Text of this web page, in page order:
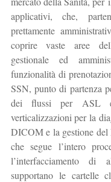
applicativi, che,
prettamente
coprire vaste aree
gestionale ed
funzionalità di
SSN, punto di partenza
dei flussi per ASL
verticalizzazioni per la
DICOM e la gestione
che segue l’intero
l’interfacciamento di
supportano le cartelle